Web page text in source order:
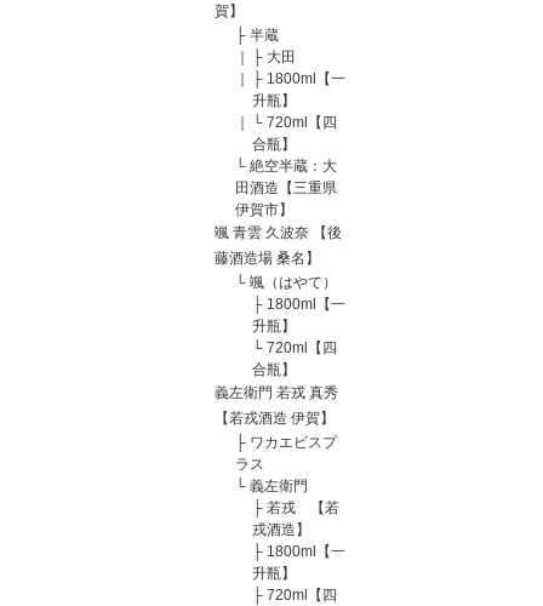
賀】
├ 半蔵
｜
├ 大田
｜
├ 1800ml【一
升瓶】
｜
└ 720ml【四
合瓶】
└ 絶空半蔵：大
田酒造【三重県
伊賀市】
颯 青雲 久波奈 【後
藤酒造場 桑名】
└ 颯（はやて）
├ 1800ml【一
升瓶】
└ 720ml【四
合瓶】
義左衛門 若戎 真秀
【若戎酒造 伊賀】
├ ワカエビスプ
ラス
└ 義左衛門
├ 若戎 【若
戎酒造】
├ 1800ml【一
升瓶】
├ 720ml【四